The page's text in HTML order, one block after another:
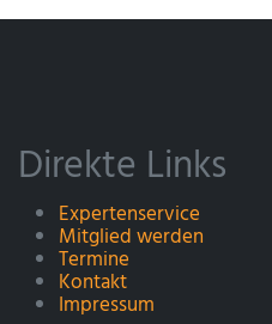
Direkte Links
Expertenservice
Mitglied werden
Termine
Kontakt
Impressum